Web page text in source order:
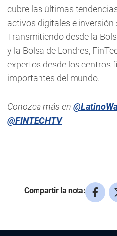
cubre las últimas
activos digitales e inversión
Transmitiendo desde la
y la Bolsa de Londres,
expertos desde los centros
importantes del mundo.
Conozca más en
@FINTECHTV
Compartir la nota: